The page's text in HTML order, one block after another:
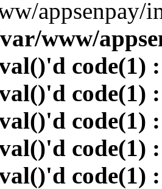
www/
code(1)
code(1)
code(1)
code(1)
code(1)